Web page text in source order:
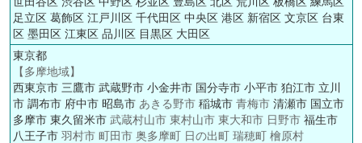
足立区 葛飾区 江戸川区 千代田区 中央区 港区 新宿区 文京区 台東
区 墨田区 江東区 品川区 目黒区 大田区
東京都
【多摩地域】
西東京市 三鷹市 武蔵野市 小金井市 国分寺市 小平市 狛江市 立川
市 調布市 府中市 昭島市あきる野市 稲城市青梅市 清瀬市 国立市
多摩市 東久留米市武蔵村山市 東村山市 東大和市 日野市 福生市
八王子市羽村市 町田市 奥多摩町 日の出町 瑞穂町 檜原村